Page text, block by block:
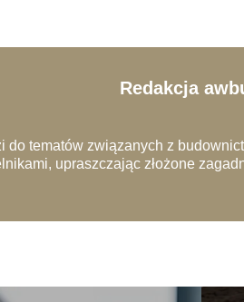
Redakcja
do tematów związanych z
upraszczając złożone